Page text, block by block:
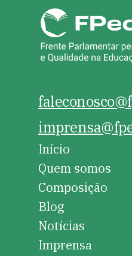
Início
Quem somos
Composição
Blog
Notícias
Imprensa